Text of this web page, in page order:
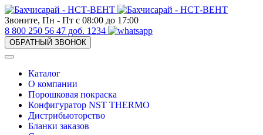
Звоните, Пн - Пт с 08:00 до 17:00
8 800 250 56 47 доб. 1234
ОБРАТНЫЙ ЗВОНОК
Каталог
О компании
Порошковая покраска
Конфигуратор NST THERMO
Дистрибьюторство
Бланки заказов